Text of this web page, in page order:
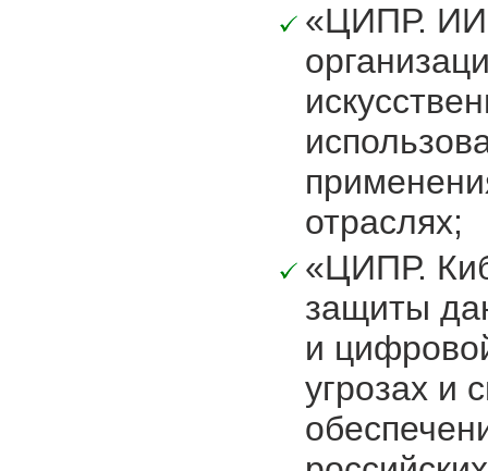
«ЦИПР.
отраслях;
«ЦИПР.
защиты
и
угрозах и